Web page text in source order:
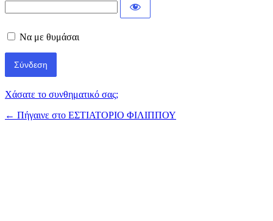
Να με θυμάσαι
Χάσατε το συνθηματικό σας;
← Πήγαινε στο ΕΣΤΙΑΤΟΡΙΟ ΦΙΛΙΠΠΟΥ